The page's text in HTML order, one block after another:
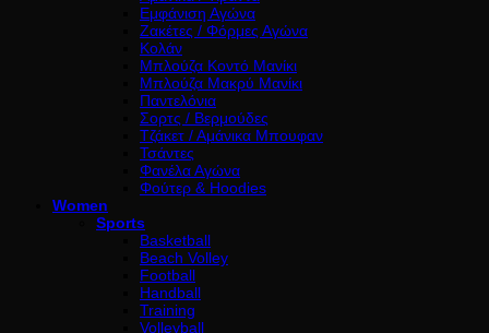
Εμφάνιση Αγώνα
Ζακέτες / Φόρμες Αγώνα
Κολάν
Μπλούζα Κοντό Μανίκι
Μπλούζα Μακρύ Μανίκι
Παντελόνια
Σορτς / Βερμούδες
Τζάκετ / Αμάνικα Μπουφαν
Τσάντες
Φανέλα Αγώνα
Φούτερ & Hoodies
Women
Sports
Basketball
Beach Volley
Football
Handball
Training
Volleyball